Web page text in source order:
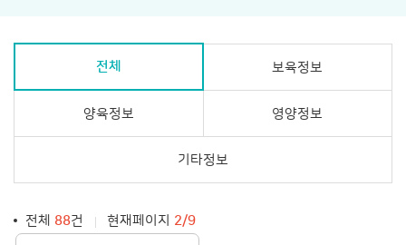
전체 보육정보
양육정보 영양정보
기타정보
전체 88건 현재페이지 2/9